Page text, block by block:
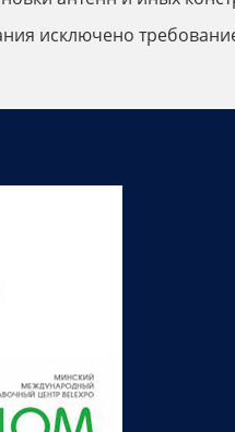
исключено